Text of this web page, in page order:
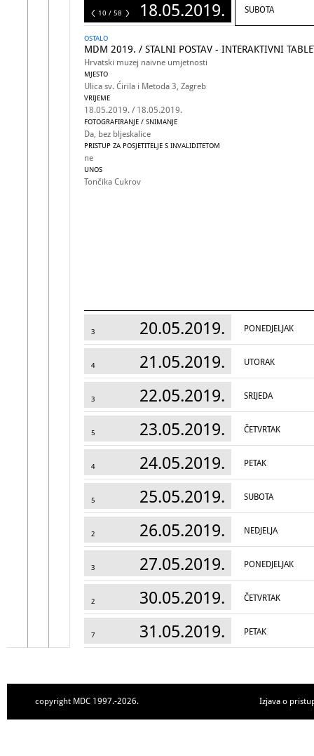
58 18.05.2019. SUBOTA
10 / 58
OSTALO
MDM 2019. / STALNI POSTAV - INTERAKTIVNI
Hrvatski muzej naivne umjetnosti
MJESTO
Ulica sv. Ćirila i Metoda 3, Zagreb
VRIJEME
18.05.2019. / 18.05.2019.
FOTOGRAFIRANJE / SNIMANJE
Da, bez bljeskalice
PRISTUP ZA POSJETITELJE S INVALIDITETOM
ne
UNOS
Tončika Cukrov
3 20.05.2019. PONEDJELJAK
4 21.05.2019. UTORAK
3 22.05.2019. SRIJEDA
5 23.05.2019. ČETVRTAK
4 24.05.2019. PETAK
5 25.05.2019. SUBOTA
2 26.05.2019. NEDJELJA
3 27.05.2019. PONEDJELJAK
2 30.05.2019. ČETVRTAK
7 31.05.2019. PETAK
copyright MDC 1997.-2026. Izjava o